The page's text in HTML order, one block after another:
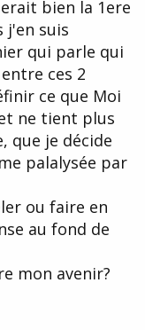
bien la 1ere
j'en suis
qui parle qui
ces 2
ce que Moi
ne tient plus
que je décide
palalysée par
ou faire en
au fond de
mon avenir?